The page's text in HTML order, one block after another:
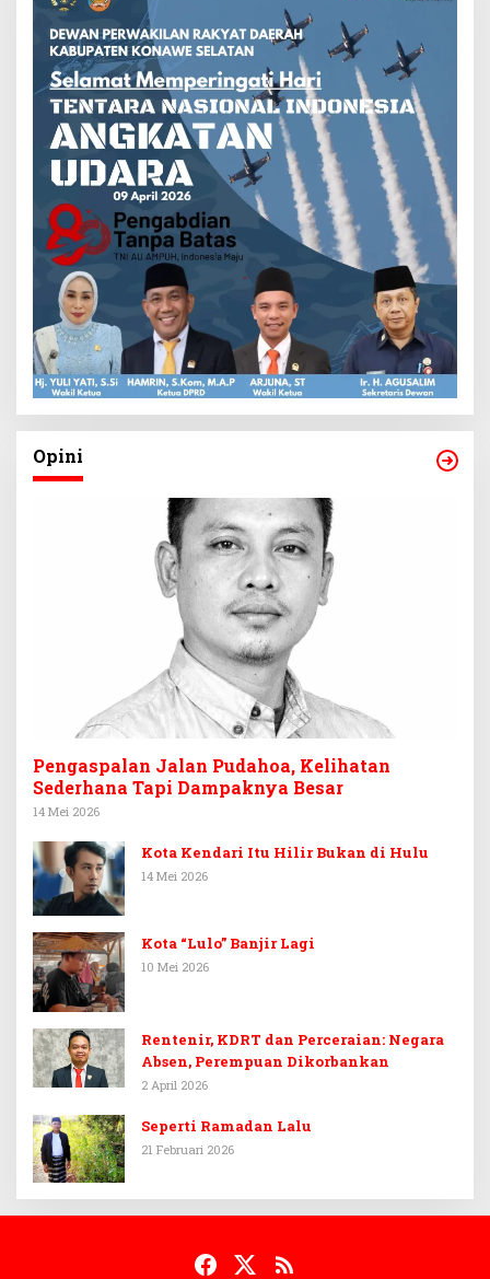
Opini
Pengaspalan Jalan Pudahoa, Kelihatan
Sederhana Tapi Dampaknya Besar
14 Mei 2026
Kota Kendari Itu Hilir Bukan di Hulu
14 Mei 2026
Kota “Lulo” Banjir Lagi
10 Mei 2026
Rentenir, KDRT dan Perceraian: Negara
Absen, Perempuan Dikorbankan
2 April 2026
Seperti Ramadan Lalu
21 Februari 2026